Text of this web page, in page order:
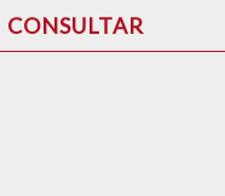
CONSULTAR